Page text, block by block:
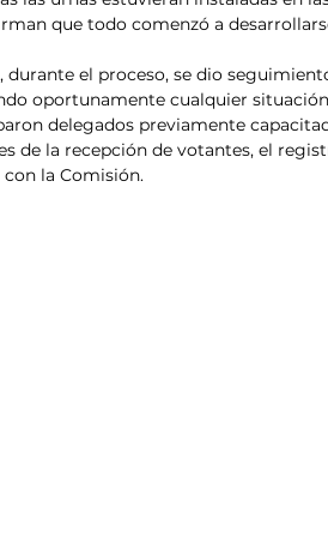
que todo comenzó a
durante el proceso, se dio
oportunamente cualquier
delegados previamente
de la recepción de votantes, el
la Comisión.